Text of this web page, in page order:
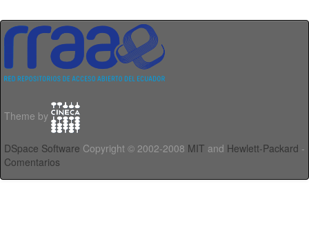
Theme by
DSpace Software Copyright © 2002-2008 MIT and Hewlett-Packard -
Comentarios